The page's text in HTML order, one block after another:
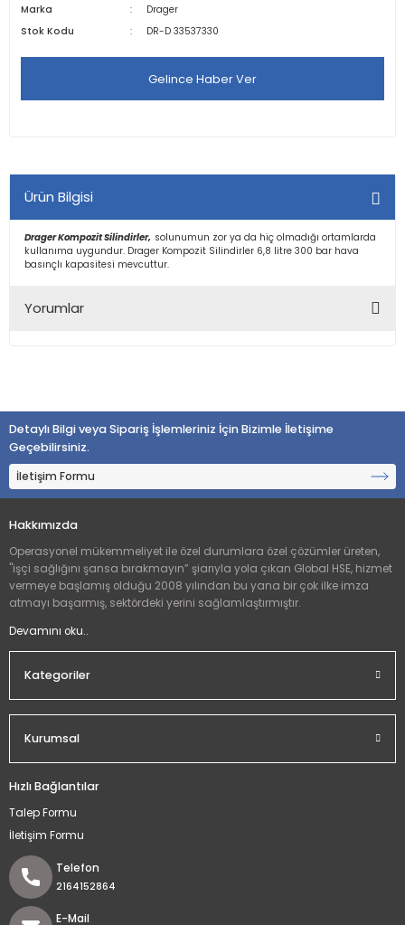
Marka
Drager
Stok Kodu
DR-D 33537330
Gelince Haber Ver
Ürün Bilgisi
Drager Kompozit Silindirler, solunumun zor ya da hiç olmadığı ortamlarda
kullanıma uygundur. Drager Kompozit Silindirler 6,8 litre 300 bar hava
basınçlı kapasitesi mevcuttur.
Yorumlar
Yorum Yaz
Detaylı Bilgi veya Sipariş İşlemleriniz İçin Bizimle İletişime
Geçebilirsiniz.
İletişim Formu
Hakkımızda
Operasyonel mükemmeliyet ile özel durumlara özel çözümler üreten,
"işçi sağlığını şansa bırakmayın” şiarıyla yola çıkan Global HSE, hizmet
vermeye başlamış olduğu 2008 yılından bu yana bir çok ilke imza
atmayı başarmış, sektördeki yerini sağlamlaştırmıştır.
Devamını oku..
Kategoriler
Kurumsal
Hızlı Bağlantılar
Talep Formu
İletişim Formu
Telefon
2164152864
E-Mail